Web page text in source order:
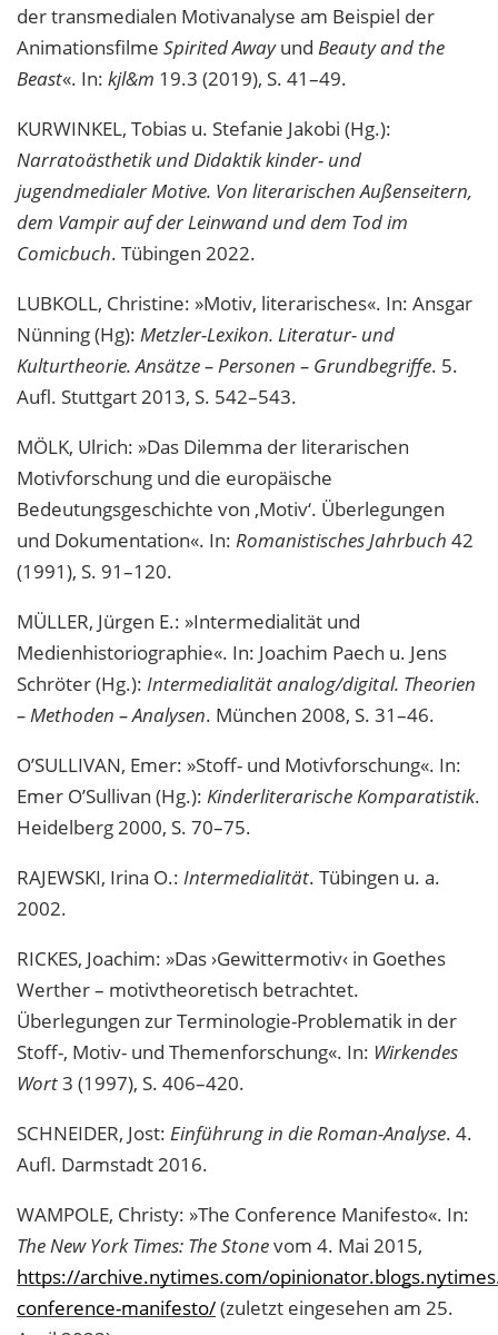
der transmedialen Motivanalyse am Beispiel der
Animationsfilme Spirited Awayund Beauty and the
Beast«. In: kjl&m 19.3 (2019), S. 41–49.
KURWINKEL, Tobias u. Stefanie Jakobi (Hg.):
Narratoästhetik und Didaktik kinder- und
jugendmedialer Motive. Von literarischen Außenseitern,
dem Vampir auf der Leinwand und dem Tod im
Comicbuch. Tübingen 2022.
LUBKOLL, Christine: »Motiv, literarisches«. In: Ansgar
Nünning (Hg): Metzler-Lexikon. Literatur- und
Kulturtheorie. Ansätze – Personen – Grundbegriffe. 5.
Aufl. Stuttgart 2013, S. 542–543.
MÖLK, Ulrich: »Das Dilemma der literarischen
Motivforschung und die europäische
Bedeutungsgeschichte von ‚Motiv‘. Überlegungen
und Dokumentation«. In: Romanistisches Jahrbuch 42
(1991), S. 91–120.
MÜLLER, Jürgen E.: »Intermedialität und
Medienhistoriographie«. In: Joachim Paech u. Jens
Schröter (Hg.): Intermedialität analog/digital. Theorien
– Methoden – Analysen. München 2008, S. 31–46.
O’SULLIVAN, Emer: »Stoff- und Motivforschung«. In:
Emer O’Sullivan (Hg.): Kinderliterarische Komparatistik.
Heidelberg 2000, S. 70–75.
RAJEWSKI, Irina O.: Intermedialität. Tübingen u. a.
2002.
RICKES, Joachim: »Das ›Gewittermotiv‹ in Goethes
Werther – motivtheoretisch betrachtet.
Überlegungen zur Terminologie-Problematik in der
Stoff-, Motiv- und Themenforschung«. In: Wirkendes
Wort3 (1997), S. 406–420.
SCHNEIDER, Jost: Einführung in die Roman-Analyse. 4.
Aufl. Darmstadt 2016.
WAMPOLE, Christy: »The Conference Manifesto«. In:
The New York Times: The Stonevom 4. Mai 2015,
https://archive.nytimes.com/
conference-manifesto/(zuletzt eingesehen am 25.